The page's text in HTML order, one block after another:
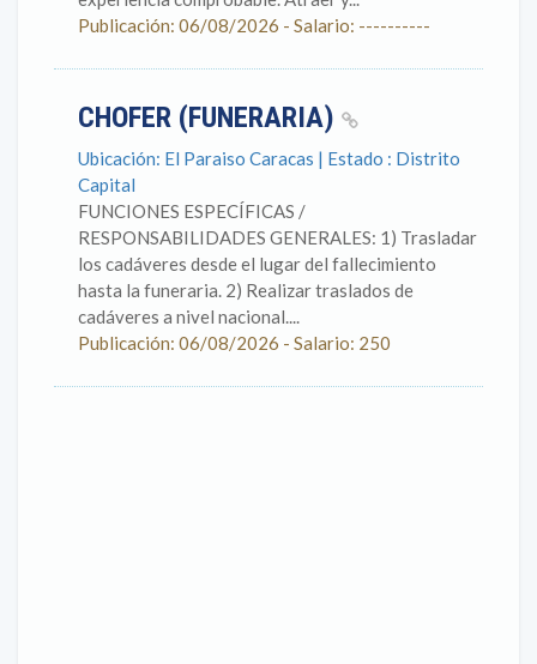
Publicación: 06/08/2026 - Salario: ----------
CHOFER (FUNERARIA)
Ubicación: El Paraiso Caracas | Estado : Distrito
Capital
FUNCIONES ESPECÍFICAS /
RESPONSABILIDADES GENERALES: 1) Trasladar
los cadáveres desde el lugar del fallecimiento
hasta la funeraria. 2) Realizar traslados de
cadáveres a nivel nacional....
Publicación: 06/08/2026 - Salario: 250